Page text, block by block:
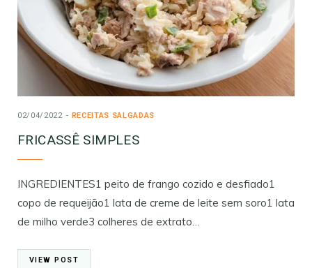
02/04/2022 RECEITAS SALGADAS
FRICASSÊ SIMPLES
INGREDIENTES1 peito de frango cozido e desfiado1
copo de requeijão1 lata de creme de leite sem soro1 lata
de milho verde3 colheres de extrato…
VIEW POST